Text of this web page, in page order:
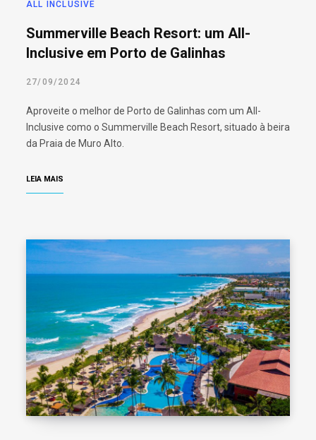
ALL INCLUSIVE
Summerville Beach Resort: um All-
Inclusive em Porto de Galinhas
27/09/2024
Aproveite o melhor de Porto de Galinhas com um All-
Inclusive como o Summerville Beach Resort, situado à beira
da Praia de Muro Alto.
LEIA MAIS